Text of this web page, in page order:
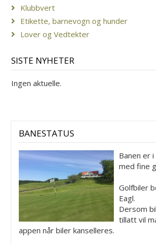
Klubbvert
Etikette, barnevogn og hunder
Lover og Vedtekter
SISTE NYHETER
Ingen aktuelle.
BANESTATUS
Banen er
med fine
Golfbiler
Eagl.
Dersom
tillatt vil
appen når biler kanselleres.